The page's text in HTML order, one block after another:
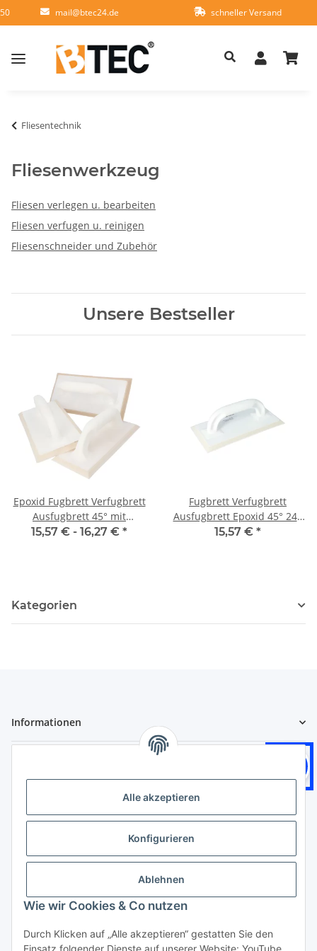
Alle akzeptieren
Konfigurieren
Ablehnen
Wie wir Cookies & Co nutzen
Durch Klicken auf „Alle akzeptieren“ gestatten Sie den
Einsatz folgender Dienste auf unserer Website: YouTube,
mail@btec24.de schneller Versand
Fliesentechnik
Fliesenwerkzeug
Fliesen verlegen u. bearbeiten
Fliesen verfugen u. reinigen
Fliesenschneider und Zubehör
Unsere Bestseller
Epoxid Fugbrett Verfugbrett
Ausfugbrett 45° mit
Spezialbelag in 3
15,57 € - 16,27 € *
Fugbrett Verfugbrett
Ausfugbrett Epoxid 45° 248
x 130 mm mittel weich 65
15,57 € *
Kategorien
Informationen
Zahlungsarten